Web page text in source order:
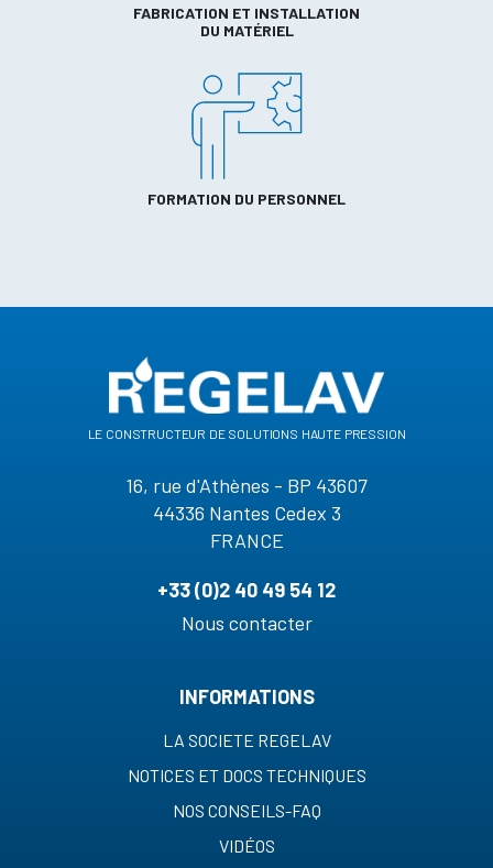
FABRICATION ET INSTALLATION
DU MATÉRIEL
FORMATION DU PERSONNEL
le constructeur de solutions haute pression
16, rue d'Athènes - BP 43607
44336 Nantes Cedex 3
FRANCE
+33 (0)2 40 49 54 12
Nous contacter
INFORMATIONS
LA SOCIETE REGELAV
NOTICES ET DOCS TECHNIQUES
NOS CONSEILS-FAQ
VIDÉOS